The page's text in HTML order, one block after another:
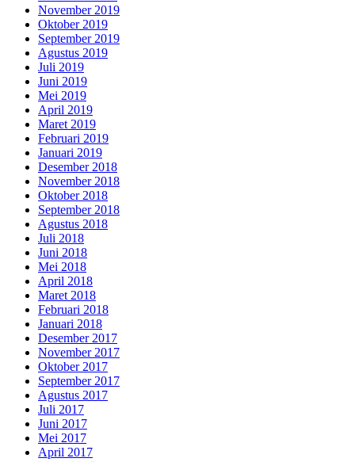
November 2019
Oktober 2019
September 2019
Agustus 2019
Juli 2019
Juni 2019
Mei 2019
April 2019
Maret 2019
Februari 2019
Januari 2019
Desember 2018
November 2018
Oktober 2018
September 2018
Agustus 2018
Juli 2018
Juni 2018
Mei 2018
April 2018
Maret 2018
Februari 2018
Januari 2018
Desember 2017
November 2017
Oktober 2017
September 2017
Agustus 2017
Juli 2017
Juni 2017
Mei 2017
April 2017